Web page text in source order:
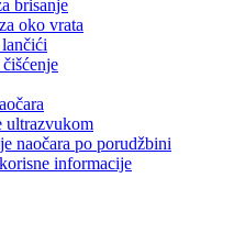
brisanje
oko vrata
ultrazvukom
naočara po porudžbini
informacije